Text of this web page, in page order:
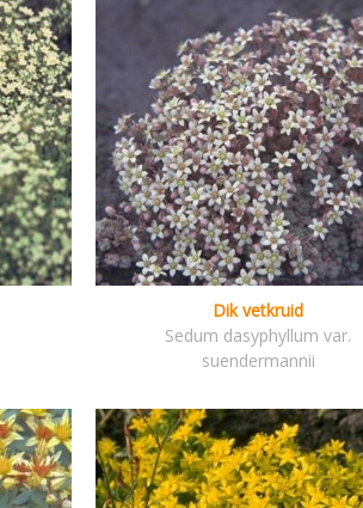
Dik vetkruid
Sedum dasyphyllum var.
suendermannii